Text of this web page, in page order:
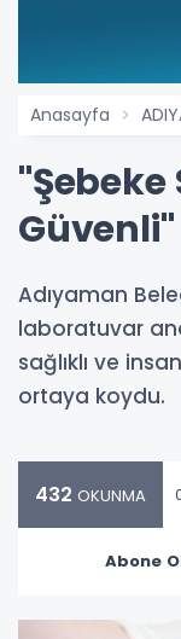
Anasayfa
"Şebeke
Güvenli"
Adıyaman
laboratuvar
sağlıklı ve
ortaya koydu.
432 OKUNMA
Abone